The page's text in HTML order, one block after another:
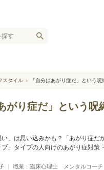
スタイル 「自分はあがり症だ」という
がり症だ」という
い」は思い込みかも？「あがり症
ブ」タイプの人向けのあがり症対策
｜ 職業：臨床心理士 メンタルコー